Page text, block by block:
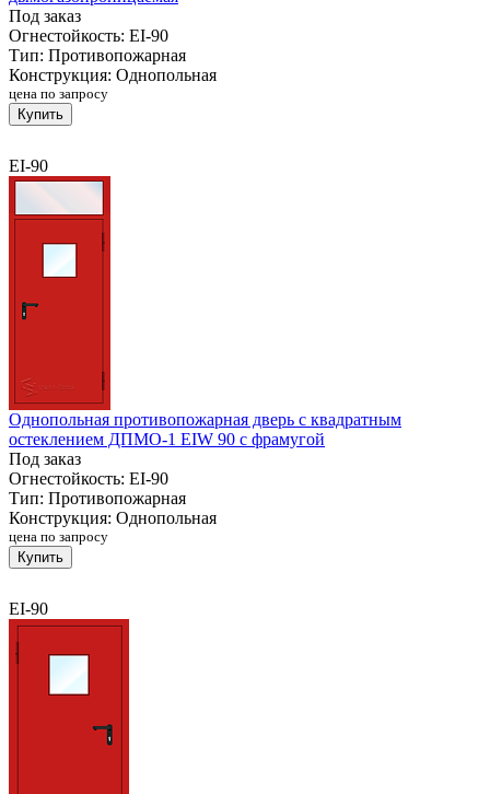
Под заказ
Огнестойкость: EI-90
Тип: Противопожарная
Конструкция: Однопольная
цена по запросу
Купить
EI-90
Однопольная противопожарная дверь с квадратным
остеклением ДПМО-1 EIW 90 с фрамугой
Под заказ
Огнестойкость: EI-90
Тип: Противопожарная
Конструкция: Однопольная
цена по запросу
Купить
EI-90